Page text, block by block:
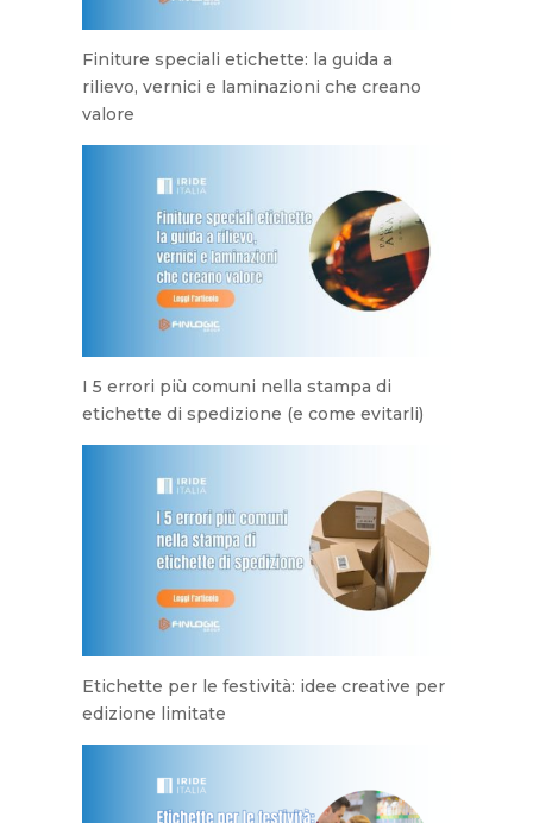
Finiture speciali etichette: la guida a
rilievo, vernici e laminazioni che creano
valore
I 5 errori più comuni nella stampa di
etichette di spedizione (e come evitarli)
Etichette per le festività: idee creative per
edizione limitate